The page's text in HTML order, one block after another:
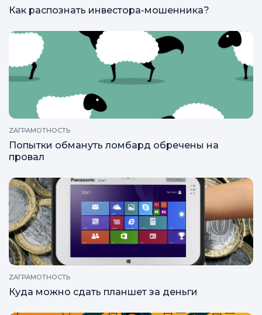
Как распознать инвестора-мошенника?
ZAГРАМОТНОСТЬ
Попытки обмануть ломбард обречены на
провал
ZAГРАМОТНОСТЬ
Куда можно сдать планшет за деньги